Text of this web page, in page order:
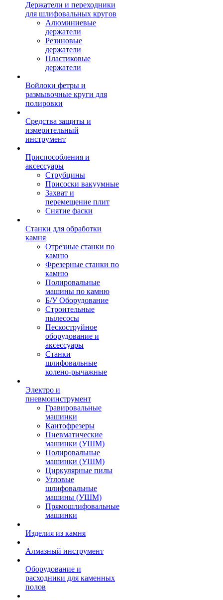
Держатели и переходники
для шлифовальных кругов
Алюминиевые
держатели
Резиновые
держатели
Пластиковые
держатели
Войлоки фетры и
размывочные круги для
полировки
Средства защиты и
измерительный
инструмент
Приспособления и
аксессуары
Струбцины
Присоски вакуумные
Захват и
перемещение плит
Снятие фаски
Станки для обработки
камня
Отрезные станки по
камню
Фрезерные станки по
камню
Полировальные
машины по камню
Б/У Оборудование
Строительные
пылесосы
Пескоструйное
оборудование и
аксессуары
Станки
шлифовальные
колено-рычажные
Электро и
пневмоинструмент
Гравировальные
машинки
Кантофрезеры
Пневматические
машинки (УШМ)
Полировальные
машинки (УШМ)
Циркулярные пилы
Угловые
шлифовальные
машины (УШМ)
Прямошлифовальные
машинки
Изделия из камня
Алмазный инструмент
Оборудование и
расходники для каменных
полов